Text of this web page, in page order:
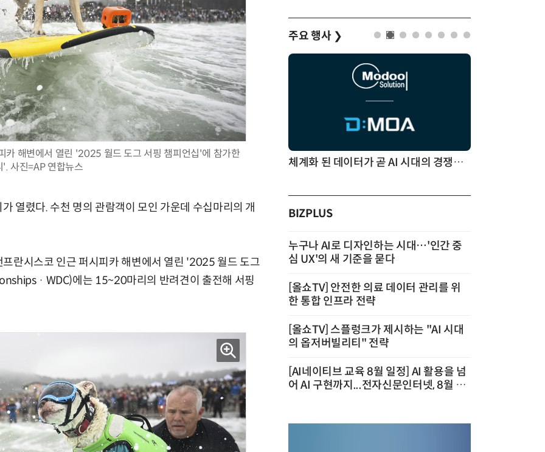
카 해변에서 열린 '2025 월드 도그 서핑 챔피언십'에 참가한
사진=AP 연합뉴스
열렸다. 수천 명의 관람객이 모인 가운데 수십마리의 개
란시스코 인근 퍼시피카 해변에서 열린 '2025 월드 도그
· WDC)에는 15~20마리의 반려견이 출전해 서핑
주요 행사 ❯
AI Native Enterprise를 지원하는 AI Ready Data 플랫폼 활용 전략 체계화 된 데이터가 곧 AI 시대의 경쟁력이다
BIZPLUS
누구나 AI로 디자인하는 시대…'인간 중
심 UX'의 새 기준을 묻다
[올쇼TV] 안전한 의료 데이터 관리를 위
한 통합 인프라 전략
[올쇼TV] 스플렁크가 제시하는 "AI 시대
의 옵저버빌리티" 전략
[AI네이티브 교육 8월 일정] AI 활용을 넘
어 AI 구현까지...전자신문인터넷, 8월 실